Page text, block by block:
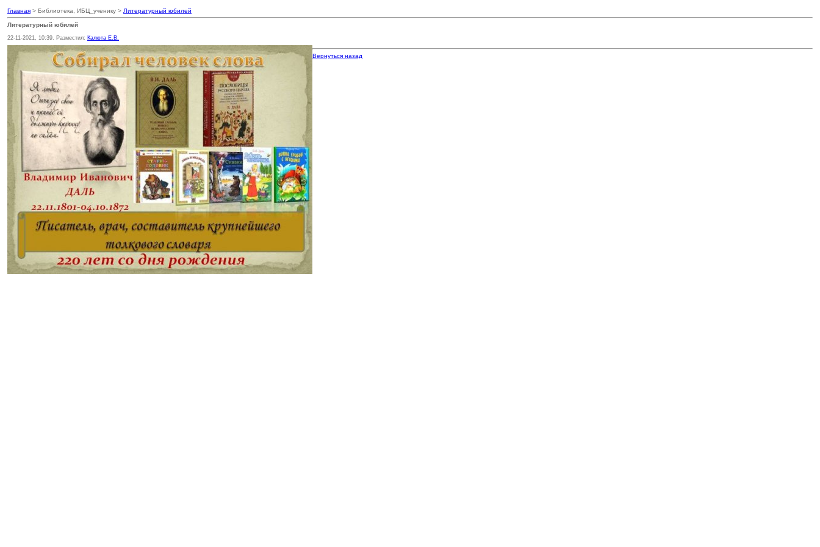
Главная > Библиотека, ИБЦ_ученику > Литературный юбилей
Литературный юбилей
22-11-2021, 10:39. Разместил: Калюта Е.В.
Вернуться назад